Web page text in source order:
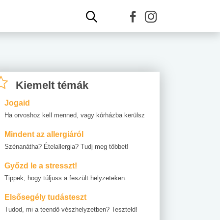
Kiemelt témák
Jogaid
Ha orvoshoz kell menned, vagy kórházba kerülsz
Mindent az allergiáról
Szénanátha? Ételallergia? Tudj meg többet!
Győzd le a stresszt!
Tippek, hogy túljuss a feszült helyzeteken.
Elsősegély tudásteszt
Tudod, mi a teendő vészhelyzetben? Teszteld!